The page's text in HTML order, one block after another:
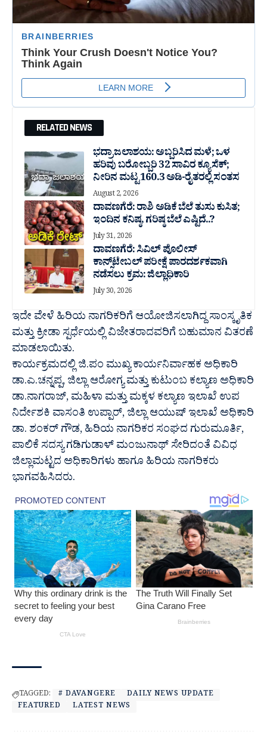
RELATED NEWS
ಭದ್ರಾ ಜಲಾಶಯ: ಅಬ್ಬರಿಸಿದ ಮಳೆ; ಒಳ
ಹರಿವು ಬರೋಬ್ಬರಿ 32 ಸಾವಿರ‌ ಕ್ಯೂಸೆಕ್;
ನೀರಿನ ಮಟ್ಟ 160.3 ಅಡಿ-ರೈತರಲ್ಲಿ ಸಂತಸ
August 2, 2026
ದಾವಣಗೆರೆ: ರಾಶಿ ಅಡಿಕೆ ಬೆಲೆ ತುಸು‌ ಕುಸಿತ;
ಇಂದಿನ ಕನಿಷ್ಠ, ಗರಿಷ್ಠ ಬೆಲೆ ಎಷ್ಟಿದೆ..?
July 31, 2026
ದಾವಣಗೆರೆ: ಸಿವಿಲ್ ಪೊಲೀಸ್
ಕಾನ್ಸ್‌ಟೇಬಲ್ ಪರೀಕ್ಷೆ ಪಾರದರ್ಶಕವಾಗಿ
ನಡೆಸಲು ಕ್ರಮ: ಜಿಲ್ಲಾಧಿಕಾರಿ
July 30, 2026
ಇದೇ ವೇಳೆ ಹಿರಿಯ ನಾಗರಿಕರಿಗೆ ಆಯೋಜಿಸಲಾಗಿದ್ದ ಸಾಂಸ್ಕೃತಿಕ
ಮತ್ತು ಕ್ರೀಡಾ ಸ್ಪರ್ಧೆಯಲ್ಲಿ ವಿಜೇತರಾದವರಿಗೆ ಬಹುಮಾನ ವಿತರಣೆ
ಮಾಡಲಾಯಿತು.
ಕಾರ್ಯಕ್ರಮದಲ್ಲಿ ಜಿ.ಪಂ ಮುಖ್ಯ ಕಾರ್ಯನಿರ್ವಾಹಕ ಅಧಿಕಾರಿ
ಡಾ.ಎ.ಚನ್ನಪ್ಪ, ಜಿಲ್ಲಾ ಆರೋಗ್ಯ ಮತ್ತು ಕುಟುಂಬ ಕಲ್ಯಾಣ ಅಧಿಕಾರಿ
ಡಾ.ನಾಗರಾಜ್, ಮಹಿಳಾ ಮತ್ತು ಮಕ್ಕಳ ಕಲ್ಯಾಣ ಇಲಾಖೆ ಉಪ
ನಿರ್ದೇಶಕಿ ವಾಸಂತಿ ಉಪ್ಪಾರ್, ಜಿಲ್ಲಾ ಆಯುಷ್ ಇಲಾಖೆ ಅಧಿಕಾರಿ
ಡಾ. ಶಂಕರ್ ಗೌಡ, ಹಿರಿಯ ನಾಗರಿಕರ ಸಂಘದ ಗುರುಮೂರ್ತಿ,
ಪಾಲಿಕೆ ಸದಸ್ಯ ಗಡಿಗುಡಾಳ್ ಮಂಜುನಾಥ್ ಸೇರಿದಂತೆ ವಿವಿಧ
ಜಿಲ್ಲಾಮಟ್ಟದ ಅಧಿಕಾರಿಗಳು ಹಾಗೂ ಹಿರಿಯ ನಾಗರಿಕರು
ಭಾಗವಹಿಸಿದರು.
TAGGED: # DAVANGERE
DAILY NEWS UPDATE
FEATURED
LATEST NEWS